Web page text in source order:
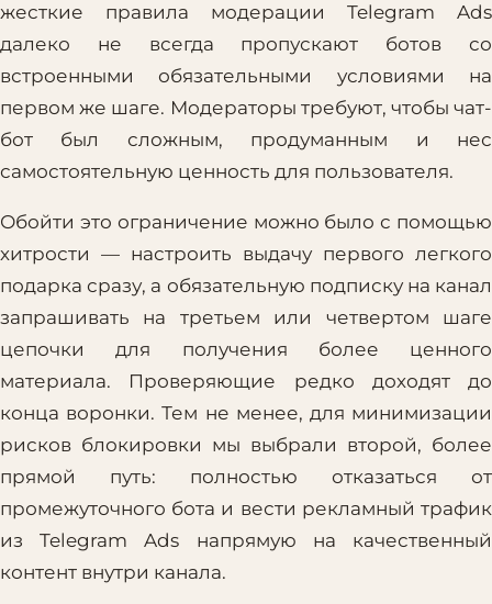
жесткие правила модерации Telegram Ads
далеко не всегда пропускают ботов со
встроенными обязательными условиями на
первом же шаге. Модераторы требуют, чтобы чат-
бот был сложным, продуманным и нес
самостоятельную ценность для пользователя.
Обойти это ограничение можно было с помощью
хитрости — настроить выдачу первого легкого
подарка сразу, а обязательную подписку на канал
запрашивать на третьем или четвертом шаге
цепочки для получения более ценного
материала. Проверяющие редко доходят до
конца воронки. Тем не менее, для минимизации
рисков блокировки мы выбрали второй, более
прямой путь: полностью отказаться от
промежуточного бота и вести рекламный трафик
из Telegram Ads напрямую на качественный
контент внутри канала.